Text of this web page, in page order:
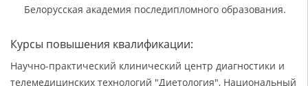
Белорусская академия последипломного образования.
Курсы повышения квалификации:
Научно-практический клинический центр диагностики и
телемедицинских технологий "Диетология", Национальный